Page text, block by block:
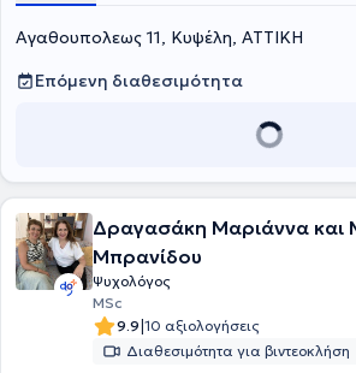
Αγαθουπολεως 11, Κυψέλη, ΑΤΤΙΚΗ
Επόμενη διαθεσιμότητα
Δραγασάκη Μαριάννα και
Μπρανίδου
Ψυχολόγος
MSc
9.9|10 αξιολογήσεις
Διαθεσιμότητα για βιντεοκλήση